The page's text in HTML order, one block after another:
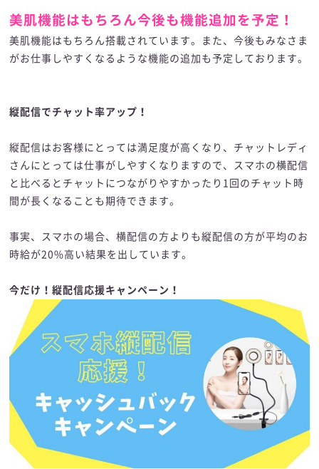
美肌機能はもちろん今後も機能追加を予定！
美肌機能はもちろん搭載されています。また、今後もみなさま
がお仕事しやすくなるような機能の追加も予定しております。
縦配信でチャット率アップ！
縦配信はお客様にとっては満足度が高くなり、チャットレディ
さんにとっては仕事がしやすくなりますので、スマホの横配信
と比べるとチャットにつながりやすかったり1回のチャット時
間が長くなることも期待できます。
事実、スマホの場合、横配信の方よりも縦配信の方が平均のお
時給が20%高い結果を出しています。
今だけ！縦配信応援キャンペーン！